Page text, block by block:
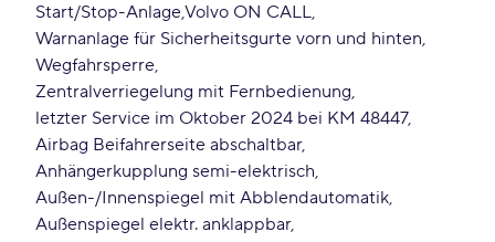
Start/Stop-AnlageVolvo ON CALL
Warnanlage für Sicherheitsgurte vorn und hinten
Wegfahrsperre
Zentralverriegelung mit Fernbedienung
letzter Service im Oktober 2024 bei KM 48447
Airbag Beifahrerseite abschaltbar
Anhängerkupplung semi-elektrisch
Außen-/Innenspiegel mit Abblendautomatik
Außenspiegel elektr. anklappbar